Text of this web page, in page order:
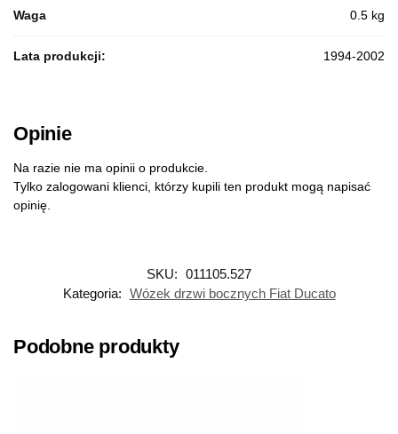
Waga 0.5 kg
Lata produkcji: 1994-2002
Opinie
Na razie nie ma opinii o produkcie.
Tylko zalogowani klienci, którzy kupili ten produkt mogą napisać
opinię.
SKU: 011105.527
Kategoria: Wózek drzwi bocznych Fiat Ducato
Podobne produkty